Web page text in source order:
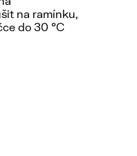
na ramínku,
do 30 °C